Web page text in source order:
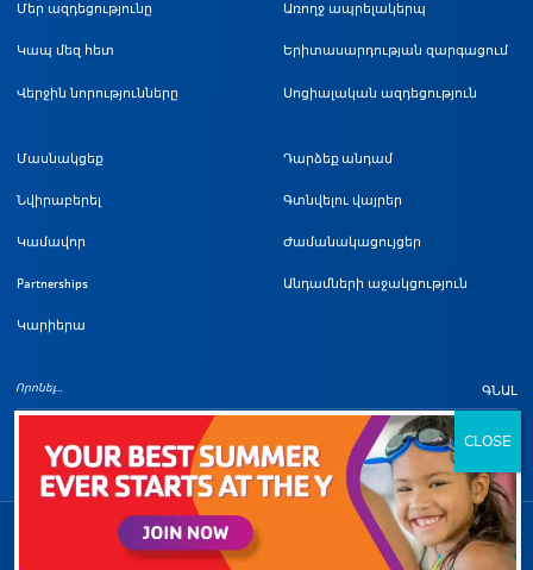
Մեր ազդեցությունը
Կապ մեզ հետ
Վերջին նորությունները
Առողջ ապրելակերպ
Երիտասարդության զարգացում
Սոցիալական ազդեցություն
Մասնակցեք
Նվիրաբերել
Կամավոր
Partnerships
Կարիերա
Դարձեք անդամ
Գտնվելու վայրեր
Ժամանակացույցեր
Անդամների աջակցություն
ԳՆԱԼ
Հեղինակային իրավունքի
Լոս Անջելեսի Մետրոպոլիտեն YMCA: Բոլոր իրավունքները պաշտպանված են:
Armenian